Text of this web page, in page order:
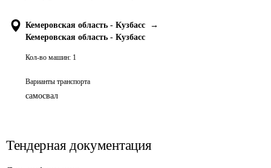
Кемеровская область - Кузбасс
→
Кемеровская область - Кузбасс
Кол-во машин: 1
Варианты транспорта
самосвал
Тендерная документация